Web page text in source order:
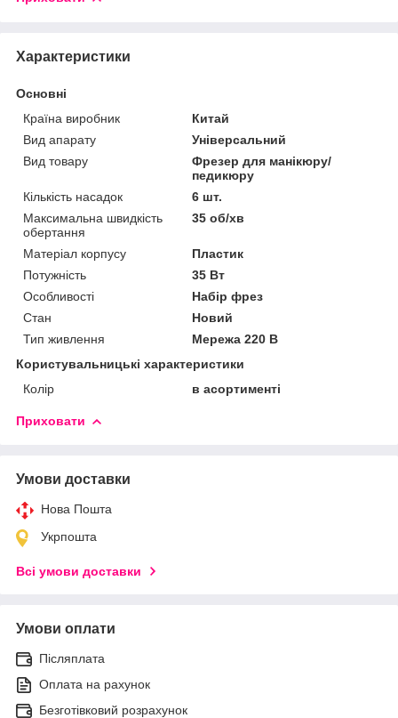
Характеристики
Основні
Країна виробник
Китай
Вид апарату
Універсальний
Вид товару
Фрезер для манікюру/
педикюру
Кількість насадок
6 шт.
Максимальна швидкість
обертання
35 об/хв
Матеріал корпусу
Пластик
Потужність
35 Вт
Особливості
Набір фрез
Стан
Новий
Тип живлення
Мережа 220 В
Користувальницькі характеристики
Колір
в асортименті
Приховати
Умови доставки
Нова Пошта
Укрпошта
Всі умови доставки
Умови оплати
Післяплата
Оплата на рахунок
Безготівковий розрахунок